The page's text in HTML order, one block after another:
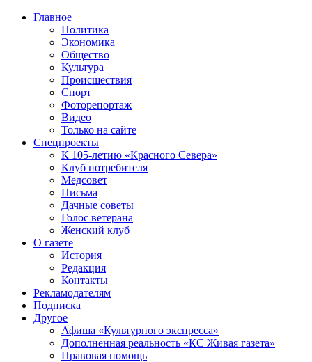
Главное
Политика
Экономика
Общество
Культура
Происшествия
Спорт
Фоторепортаж
Видео
Только на сайте
Спецпроекты
К 105-летию «Красного Севера»
Клуб потребителя
Медсовет
Письма
Дачные советы
Голос ветерана
Женский клуб
О газете
История
Редакция
Контакты
Рекламодателям
Подписка
Другое
Афиша «Культурного экспресса»
Дополненная реальность «КС Живая газета»
Правовая помощь